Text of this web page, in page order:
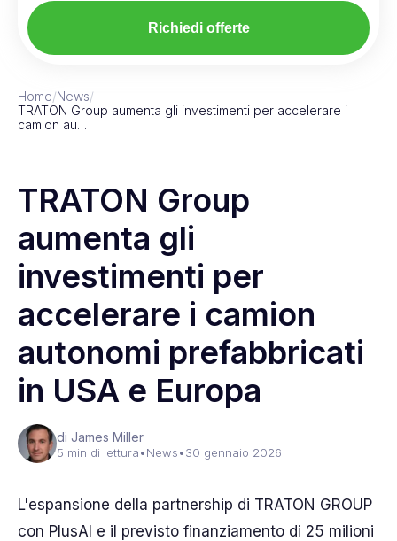
Richiedi offerte
Home/News/
TRATON Group aumenta gli investimenti per accelerare i
camion au…
TRATON Group
aumenta gli
investimenti per
accelerare i camion
autonomi prefabbricati
in USA e Europa
di James Miller
5 min di lettura•News•30 gennaio 2026
L'espansione della partnership di TRATON GROUP
con PlusAI e il previsto finanziamento di 25 milioni